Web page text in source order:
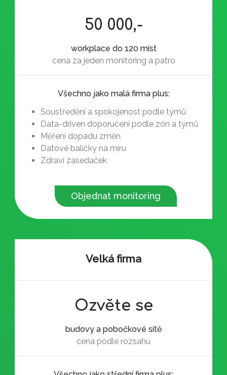
50 000,-
workplace do 120 míst
cena za jeden monitoring a patro
Všechno jako malá firma plus:
Soustředění a spokojenost podle týmů
Data-driven doporučení podle zón a týmů
Měření dopadu změn
Datové balíčky na míru
Zdraví zasedaček
Objednat monitoring
Velká firma
Ozvěte se
budovy a pobočkové sítě
cena podle rozsahu